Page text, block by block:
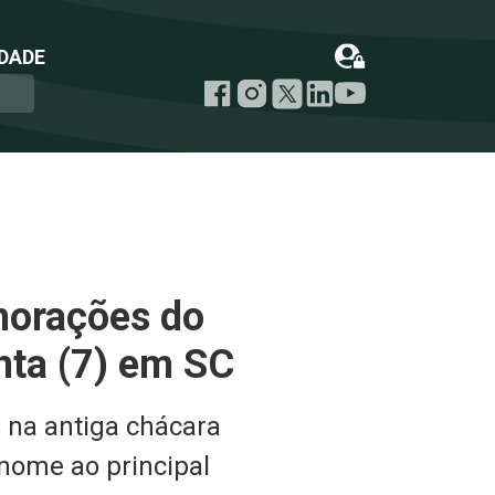
do
(7) em SC
antiga chácara
ao principal